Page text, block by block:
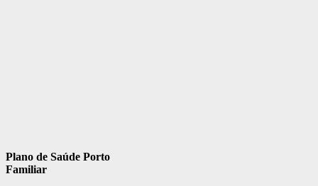
Plano de Saúde Porto
Familiar